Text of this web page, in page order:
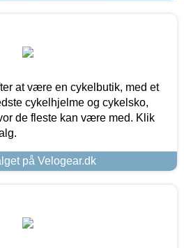
at være en cykelbutik, med et
cykelhjelme og cykelsko,
de fleste kan være med. Klik
på Velogear.dk